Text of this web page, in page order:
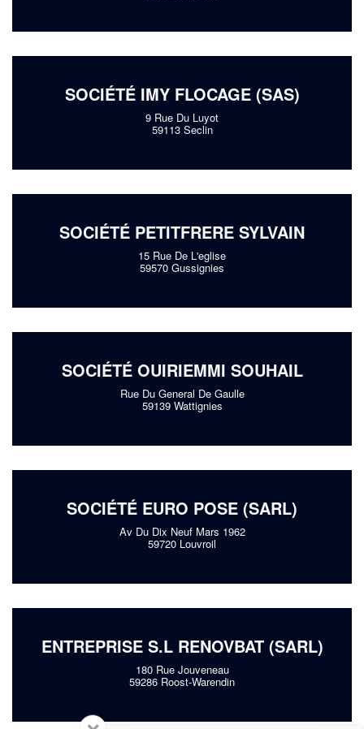
SOCIÉTÉ IMY FLOCAGE (SAS)
9 Rue Du Luyot
59113 Seclin
SOCIÉTÉ PETITFRERE SYLVAIN
15 Rue De L'eglise
59570 Gussignies
SOCIÉTÉ OUIRIEMMI SOUHAIL
Rue Du General De Gaulle
59139 Wattignies
SOCIÉTÉ EURO POSE (SARL)
Av Du Dix Neuf Mars 1962
59720 Louvroil
ENTREPRISE S.L RENOVBAT (SARL)
180 Rue Jouveneau
59286 Roost-Warendin